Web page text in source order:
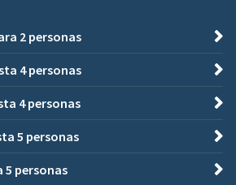
2 personas
4 personas
4 personas
5 personas
5 personas